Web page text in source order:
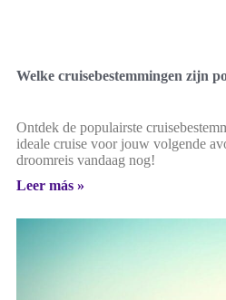
Welke cruisebestemmingen zijn
Ontdek de populairste
ideale cruise voor jouw volgende
droomreis vandaag nog!
Leer más »